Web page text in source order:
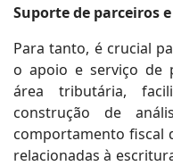
Suporte de parceiros
Para tanto, é crucial
o apoio e serviço de
área tributária,
construção de
comportamento fiscal
relacionadas à